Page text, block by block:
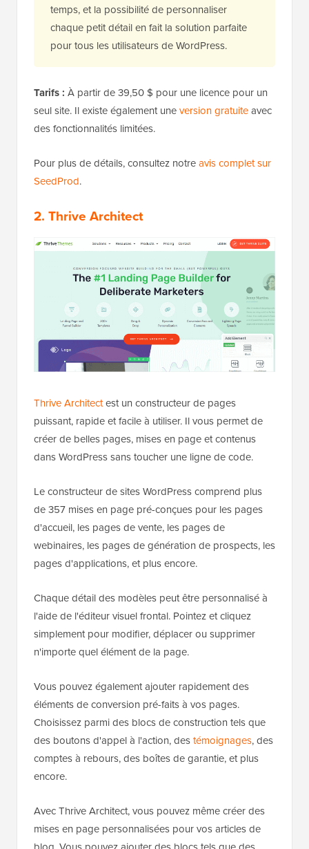
temps, et la possibilité de personnaliser
chaque petit détail en fait la solution parfaite
pour tous les utilisateurs de WordPress.
Tarifs : À partir de 39,50 $ pour une licence pour un
seul site. Il existe également uneversion gratuiteavec
des fonctionnalités limitées.
Pour plus de détails, consultez notreavis complet sur
SeedProd.
2. Thrive Architect
Thrive Architectest un constructeur de pages
puissant, rapide et facile à utiliser. Il vous permet de
créer de belles pages, mises en page et contenus
dans WordPress sans toucher une ligne de code.
Le constructeur de sites WordPress comprend plus
de 357 mises en page pré-conçues pour les pages
d'accueil, les pages de vente, les pages de
webinaires, les pages de génération de prospects, les
pages d'applications, et plus encore.
Chaque détail des modèles peut être personnalisé à
l'aide de l'éditeur visuel frontal. Pointez et cliquez
simplement pour modifier, déplacer ou supprimer
n'importe quel élément de la page.
Vous pouvez également ajouter rapidement des
éléments de conversion pré-faits à vos pages.
Choisissez parmi des blocs de construction tels que
des boutons d'appel à l'action, destémoignages, des
comptes à rebours, des boîtes de garantie, et plus
encore.
Avec Thrive Architect, vous pouvez même créer des
mises en page personnalisées pour vos articles de